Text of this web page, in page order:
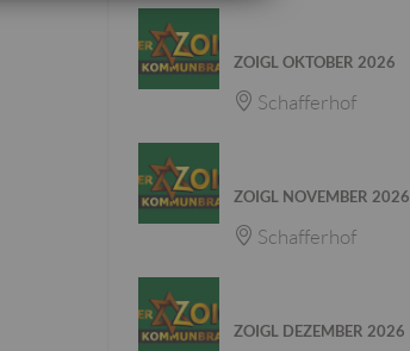
ZOIGL OKTOBER 2026
Schafferhof
ZOIGL NOVEMBER 2026
Schafferhof
ZOIGL DEZEMBER 2026